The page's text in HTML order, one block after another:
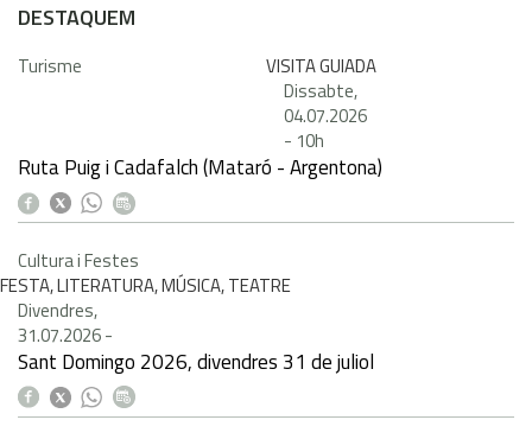
DESTAQUEM
Turisme
VISITA GUIADA
Dissabte,
04.07.2026
- 10h
Ruta Puig i Cadafalch (Mataró - Argentona)
Cultura i Festes
FESTA, LITERATURA, MÚSICA, TEATRE
Divendres,
31.07.2026-
Sant Domingo 2026, divendres 31 de juliol